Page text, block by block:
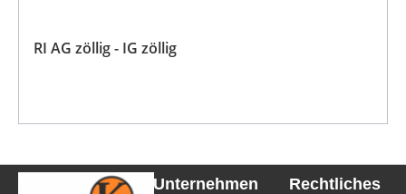
RI AG zöllig - IG zöllig
Unternehmen Rechtliches